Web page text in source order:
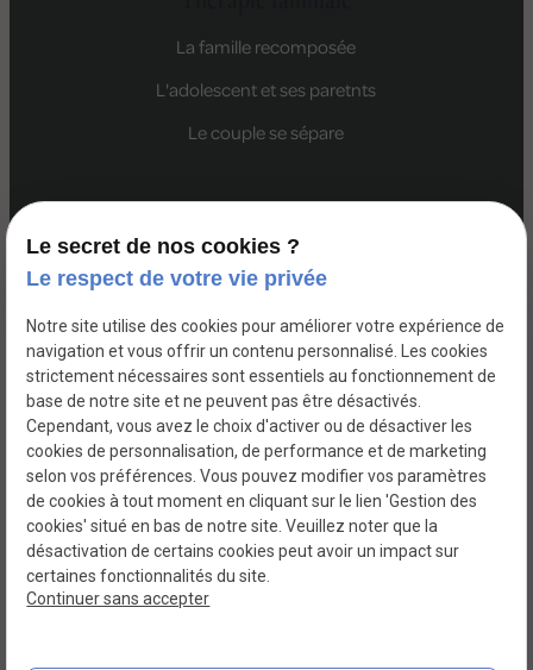
La famille recomposée
L'adolescent et ses paretnts
Le couple se sépare
BonduesCroix
La
Madeleine
Lille
Marcq-en-
Baroeul
Mentions légales
Politique de
confidentialité
Plan
du site
Gestion des cookies
SIRET :
89268079400013
Le secret de nos cookies ?
Le respect de votre vie privée
Notre site utilise des cookies pour améliorer votre expérience de
navigation et vous offrir un contenu personnalisé. Les cookies
strictement nécessaires sont essentiels au fonctionnement de
base de notre site et ne peuvent pas être désactivés.
Cependant, vous avez le choix d'activer ou de désactiver les
cookies de personnalisation, de performance et de marketing
selon vos préférences. Vous pouvez modifier vos paramètres
de cookies à tout moment en cliquant sur le lien 'Gestion des
cookies' situé en bas de notre site. Veuillez noter que la
désactivation de certains cookies peut avoir un impact sur
certaines fonctionnalités du site.
Continuer sans accepter